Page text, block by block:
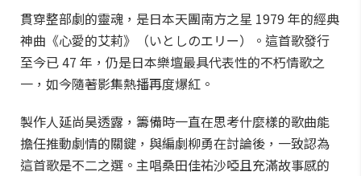
貫穿整部劇的靈魂，是日本天團南方之星 1979 年的經典
神曲《心愛的艾莉》（いとしのエリー）。這首歌發行
至今已 47 年，仍是日本樂壇最具代表性的不朽情歌之
一，如今隨著影集熱播再度爆紅。
製作人延尚昊透露，籌備時一直在思考什麼樣的歌曲能
擔任推動劇情的關鍵，與編劇柳勇在討論後，一致認為
這首歌是不二之選。主唱桑田佳祐沙啞且充滿故事感的